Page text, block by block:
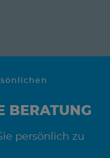
BERATUNG
persönlich zu